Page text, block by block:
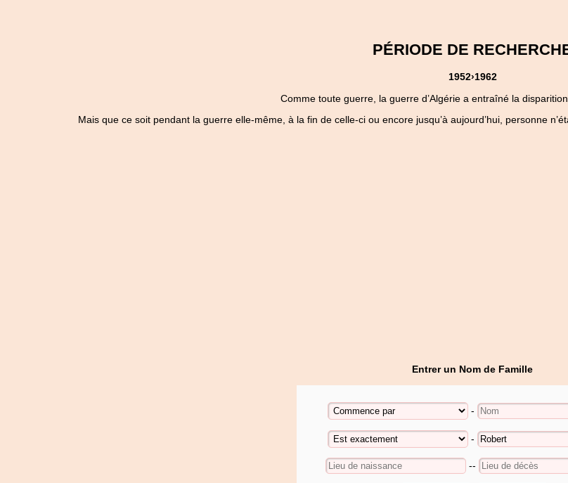
PÉRIODE DE
1952›1962
Comme toute guerre, la guerre d’Algérie a entraîné la
Mais que ce soit pendant la guerre elle-même, à la fin de celle-ci ou encore jusqu’à aujourd’hui, personne
Entrer un Nom de Famille
-
-
--